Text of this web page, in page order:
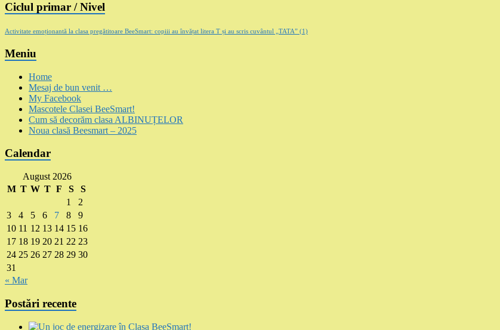
Ciclul primar / Nivel
Activitate emoționantă la clasa pregătitoare BeeSmart: copiii au învățat litera T și au scris cuvântul „TATA” (1)
Meniu
Home
Mesaj de bun venit …
My Facebook
Mascotele Clasei BeeSmart!
Cum să decorăm clasa ALBINUȚELOR
Noua clasă Beesmart – 2025
Calendar
August 2026
M T W T F S
S
1
2
3
4 5 6 7 8
9
10 11 12 13 14 15 16
17 18 19 20 21 22 23
24 25 26 27 28 29 30
31
« Mar
Postări recente